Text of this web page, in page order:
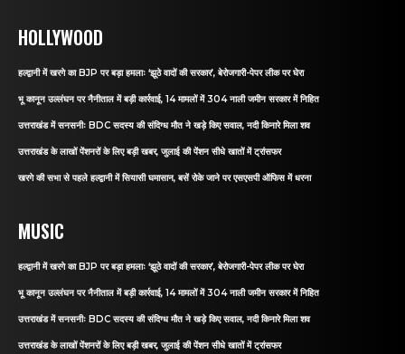
HOLLYWOOD
हल्द्वानी में खरगे का BJP पर बड़ा हमलाः ‘झूठे वादों की सरकार’, बेरोजगारी-पेपर लीक पर घेरा
भू कानून उल्लंघन पर नैनीताल में बड़ी कार्रवाई, 14 मामलों में 304 नाली जमीन सरकार में निहित
उत्तराखंड में सनसनीः BDC सदस्य की संदिग्ध मौत ने खड़े किए सवाल, नदी किनारे मिला शव
उत्तराखंड के लाखों पेंशनरों के लिए बड़ी खबर, जुलाई की पेंशन सीधे खातों में ट्रांसफर
खरगे की सभा से पहले हल्द्वानी में सियासी घमासान, बसें रोके जाने पर एसएसपी ऑफिस में धरना
MUSIC
हल्द्वानी में खरगे का BJP पर बड़ा हमलाः ‘झूठे वादों की सरकार’, बेरोजगारी-पेपर लीक पर घेरा
भू कानून उल्लंघन पर नैनीताल में बड़ी कार्रवाई, 14 मामलों में 304 नाली जमीन सरकार में निहित
उत्तराखंड में सनसनीः BDC सदस्य की संदिग्ध मौत ने खड़े किए सवाल, नदी किनारे मिला शव
उत्तराखंड के लाखों पेंशनरों के लिए बड़ी खबर, जुलाई की पेंशन सीधे खातों में ट्रांसफर